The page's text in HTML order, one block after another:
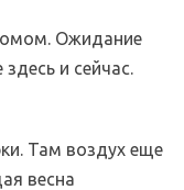
Ожидание
и сейчас.
Там воздух еще
весна